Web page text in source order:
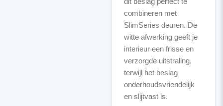
combineren met
SlimSeries deuren. De
witte afwerking geeft je
interieur een frisse en
verzorgde uitstraling,
terwijl het beslag
onderhoudsvriendelijk
en slijtvast is.